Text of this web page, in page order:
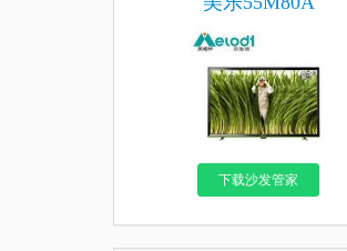
下载沙发管家